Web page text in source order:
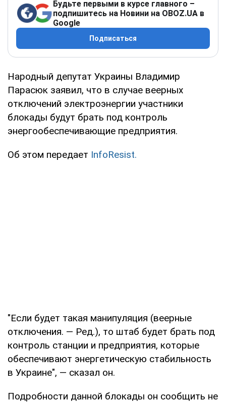
Будьте первыми в курсе главного –
подпишитесь на Новини на OBOZ.UA в
Google
Подписаться
Народный депутат Украины Владимир
Парасюк заявил, что в случае веерных
отключений электроэнергии участники
блокады будут брать под контроль
энергообеспечивающие предприятия.
Об этом передает InfoResist.
"Если будет такая манипуляция (веерные
отключения. — Ред.), то штаб будет брать под
контроль станции и предприятия, которые
обеспечивают энергетическую стабильность
в Украине", — сказал он.
Подробности данной блокады он сообщить не